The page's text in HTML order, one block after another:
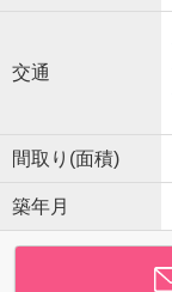
交通
間取り(面積)
築年月